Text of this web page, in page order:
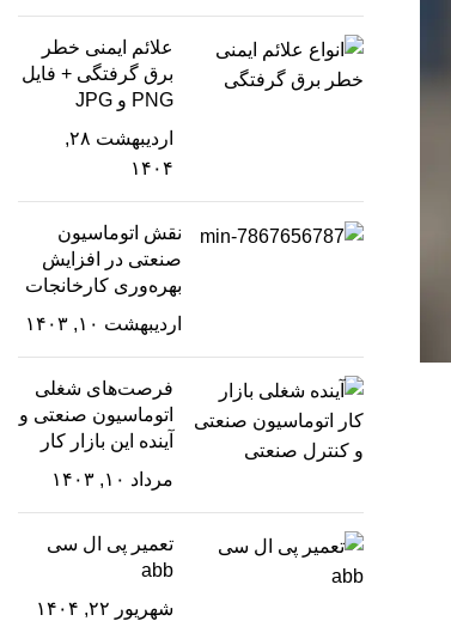
علائم ایمنی خطر
برق گرفتگی + فایل
PNG و JPG
اردیبهشت ۲۸,
۱۴۰۴
نقش اتوماسیون
صنعتی در افزایش
بهره‌وری کارخانجات
اردیبهشت ۱۰, ۱۴۰۳
فرصت‌های شغلی
اتوماسیون صنعتی و
آینده این بازار کار
مرداد ۱۰, ۱۴۰۳
تعمیر پی ال سی
abb
شهریور ۲۲, ۱۴۰۴